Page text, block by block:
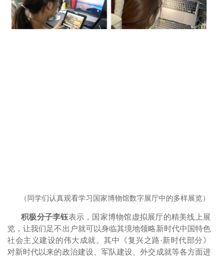
（同学们认真观看学习国家博物馆数字展厅中的多样展览）
积极分子李钰表示，国家博物馆虚拟展厅的精美线上展
览，让我们足不出户就可以身临其境地领略新时代中国特色
社会主义建设的伟大成就。其中《复兴之路 ·新时代部分》
对新时代以来的政治建设、军队建设、外交成就等各方面进